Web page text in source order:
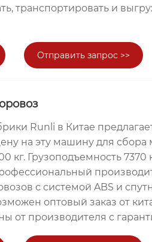
транспортировать и
Отправить запрос >>
Runli в Китае
на эту машину для сбора
кг. Грузоподъемность 7370
с системой ABS и
оптовый заказ от
от производителя с